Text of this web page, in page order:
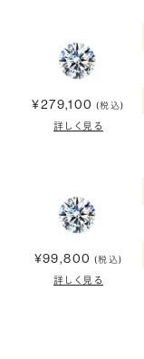
¥279,100 (税込)
詳しく見る
¥99,800 (税込)
詳しく見る